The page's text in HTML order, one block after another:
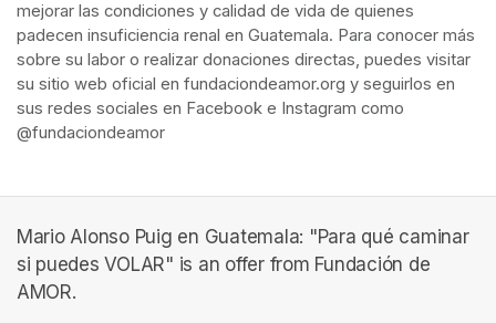
mejorar las condiciones y calidad de vida de quienes
padecen insuficiencia renal en Guatemala. Para conocer más
sobre su labor o realizar donaciones directas, puedes visitar
su sitio web oficial en fundaciondeamor.org y seguirlos en
sus redes sociales en Facebook e Instagram como
@fundaciondeamor
Mario Alonso Puig en Guatemala: "Para qué caminar
si puedes VOLAR" is an offer from Fundación de
AMOR.